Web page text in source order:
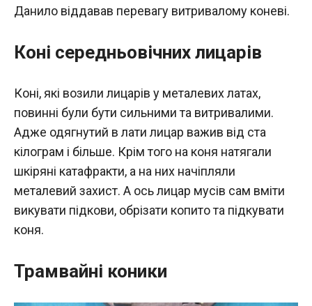
Данило віддавав перевагу витривалому коневі.
Коні середньовічних лицарів
Коні, які возили лицарів у металевих латах,
повинні були бути сильними та витривалими.
Адже одягнутий в лати лицар важив від ста
кілограм і більше. Крім того на коня натягали
шкіряні катафракти, а на них начіпляли
металевий захист. А ось лицар мусів сам вміти
викувати підкови, обрізати копито та підкувати
коня.
Трамвайні коники